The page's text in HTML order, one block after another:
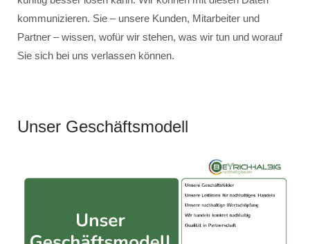
kommunizieren. Sie – unsere Kunden, Mitarbeiter und
Partner – wissen, wofür wir stehen, was wir tun und worauf
Sie sich bei uns verlassen können.
Unser Geschäftsmodell